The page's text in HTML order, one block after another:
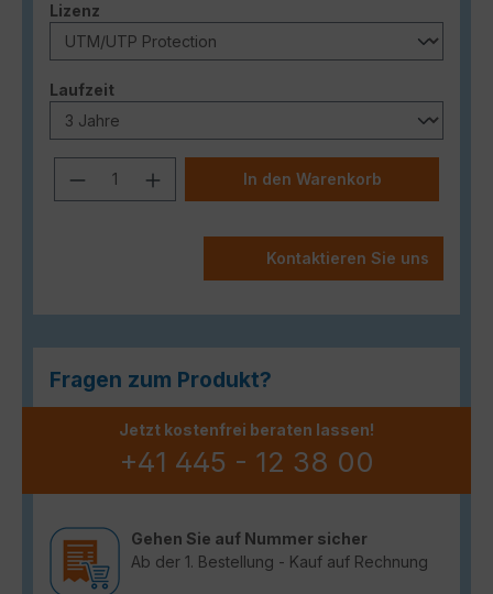
Lizenz
Laufzeitauswählen
Produkt Anzahl: Gib den
In den Warenkorb
Kontaktieren Sie uns
Fragen zum Produkt?
Jetzt kostenfrei beraten lassen!
+41 445 - 12 38 00
Gehen Sie auf Nummer sicher
Ab der 1. Bestellung - Kauf auf Rechnung